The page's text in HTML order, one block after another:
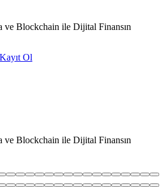
ve Blockchain ile Dijital Finansın
Kayıt Ol
ve Blockchain ile Dijital Finansın